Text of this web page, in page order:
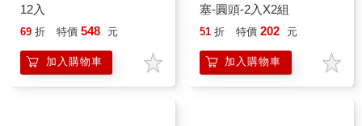
12入
69 折 特價 548 元
加入購物車
塞-圓頭-2入X2組
51 折 特價 202 元
加入購物車